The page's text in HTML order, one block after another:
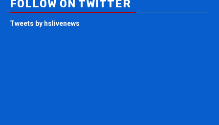
FOLLOW ON TWITTER
Tweets by hslivenews